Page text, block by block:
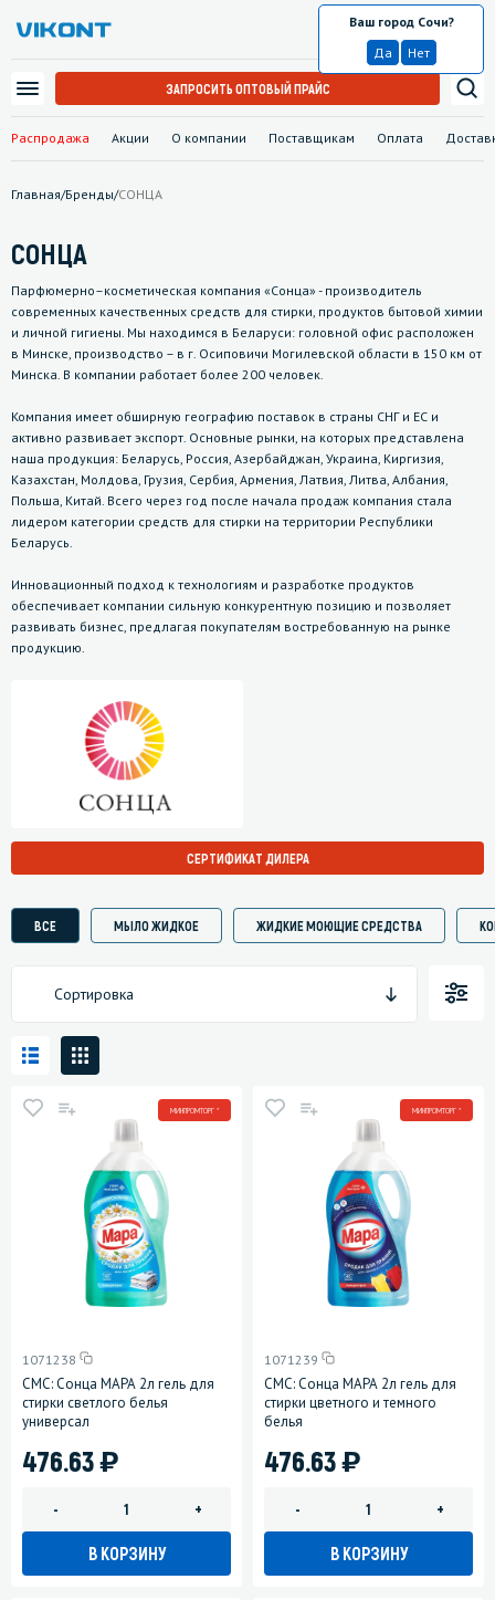
Распродажа Акции О компании Поставщикам Оплата
Ваш город Сочи?
Да
Нет
ЗАПРОСИТЬ ОПТОВЫЙ ПРАЙС
Главная/Бренды/СОНЦА
СОНЦА
Парфюмерно–косметическая компания «Сонца» - производитель
современных качественных средств для стирки, продуктов бытовой химии
и личной гигиены. Мы находимся в Беларуси: головной офис расположен
в Минске, производство – в г. Осиповичи Могилевской области в 150 км от
Минска. В компании работает более 200 человек.
Компания имеет обширную географию поставок в страны СНГ и ЕС и
активно развивает экспорт. Основные рынки, на которых представлена
наша продукция: Беларусь, Россия, Азербайджан, Украина, Киргизия,
Казахстан, Молдова, Грузия, Сербия, Армения, Латвия, Литва, Албания,
Польша, Китай. Всего через год после начала продаж компания стала
лидером категории средств для стирки на территории Республики
Беларусь.
Инновационный подход к технологиям и разработке продуктов
обеспечивает компании сильную конкурентную позицию и позволяет
развивать бизнес, предлагая покупателям востребованную на рынке
продукцию.
СЕРТИФИКАТ ДИЛЕРА
ВСЕ МЫЛО ЖИДКОЕ ЖИДКИЕ МОЮЩИЕ СРЕДСТВА
Сортировка
МИНПРОМТОРГ *
1071238
СМС: Сонца МАРА 2л гель для
стирки светлого белья
универсал
476.63)
- +
В КОРЗИНУ
МИНПРОМТОРГ *
1071239
СМС: Сонца МАРА 2л гель для
стирки цветного и темного
белья
476.63)
- +
В КОРЗИНУ